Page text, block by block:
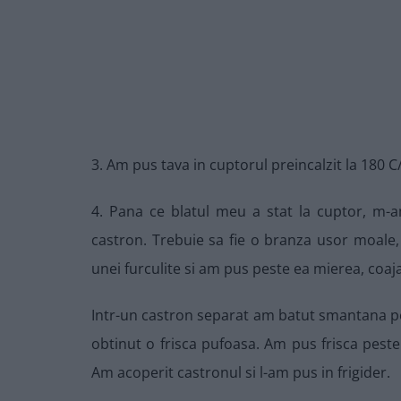
3. Am pus tava in cuptorul preincalzit la 180
4. Pana ce blatul meu a stat la cuptor, m-
castron. Trebuie sa fie o branza usor
unei furculite si am pus peste ea mierea,
Intr-un castron separat am batut smantana
obtinut o frisca pufoasa. Am pus frisca
Am acoperit castronul si l-am pus in frigider.